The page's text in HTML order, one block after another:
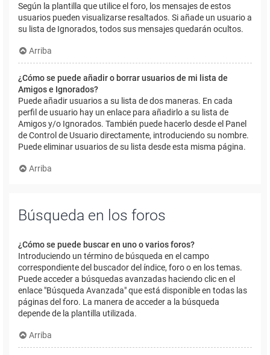
Según la plantilla que utilice el foro, los mensajes de estos
usuarios pueden visualizarse resaltados. Si añade un usuario a
su lista de Ignorados, todos sus mensajes quedarán ocultos.
Arriba
¿Cómo se puede añadir o borrar usuarios de mi lista de
Amigos e Ignorados?
Puede añadir usuarios a su lista de dos maneras. En cada
perfil de usuario hay un enlace para añadirlo a su lista de
Amigos y/o Ignorados. También puede hacerlo desde el Panel
de Control de Usuario directamente, introduciendo su nombre.
Puede eliminar usuarios de su lista desde esta misma página.
Arriba
Búsqueda en los foros
¿Cómo se puede buscar en uno o varios foros?
Introduciendo un término de búsqueda en el campo
correspondiente del buscador del índice, foro o en los temas.
Puede acceder a búsquedas avanzadas haciendo clic en el
enlace "Búsqueda Avanzada" que está disponible en todas las
páginas del foro. La manera de acceder a la búsqueda
depende de la plantilla utilizada.
Arriba